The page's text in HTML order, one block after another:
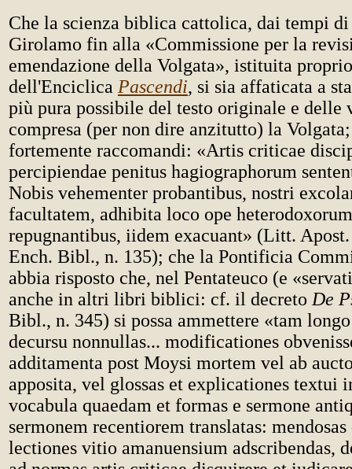
Che la scienza biblica cattolica, dai tempi
Girolamo fin alla «Commissione per la
emendazione della Volgata», istituita
dell'Enciclica Pascendi, si sia affaticata a
più pura possibile del testo originale e delle
compresa (per non dire anzitutto) la
fortemente raccomandi: «Artis criticae
percipiendae penitus hagiographorum
Nobis vehementer probantibus, nostri
facultatem, adhibita loco ope
repugnantibus, iidem exacuant» (Litt.
Ench. Bibl., n. 135); che la Pontificia
abbia risposto che, nel Pentateuco (e
anche in altri libri biblici: cf. il decreto De
Bibl., n. 345) si possa ammettere «tam
decursu nonnullas... modificationes
additamenta post Moysi mortem vel ab
apposita, vel glossas et explicationes textui
vocabula quaedam et formas e sermone
sermonem recentiorem translatas:
lectiones vitio amanuensium adscribendas,